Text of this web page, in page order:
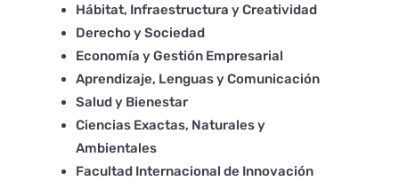
Hábitat, Infraestructura y Creatividad
Derecho y Sociedad
Economía y Gestión Empresarial
Aprendizaje, Lenguas y Comunicación
Salud y Bienestar
Ciencias Exactas, Naturales y
Ambientales
Facultad Internacional de Innovación